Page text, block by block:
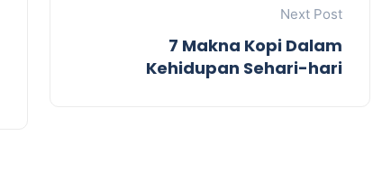
Next Post
7 Makna Kopi Dalam
Kehidupan Sehari-hari